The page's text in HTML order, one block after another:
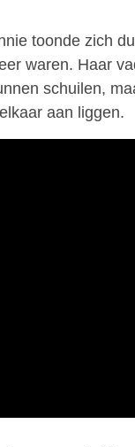
toonde zich
waren. Haar
schuilen,
aan liggen.